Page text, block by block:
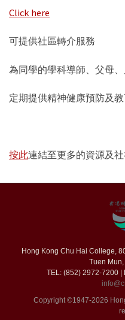
Click here
可提供社區轉介服務
為同學的學科導師、父母
定期提供精神健康預防及
按此連結至更多的資源及
Hong Kong Chu Hai College,
Tuen
TEL: (852) 2972-7200 |
Copyright ©1947-2026